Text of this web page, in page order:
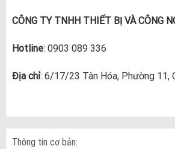
CÔNG TY TNHH THIẾT BỊ VÀ CÔNG
Hotline: 0903 089 336
Địa chỉ: 6/17/23 Tân Hóa, Phường 11,
Thông tin cơ bản: